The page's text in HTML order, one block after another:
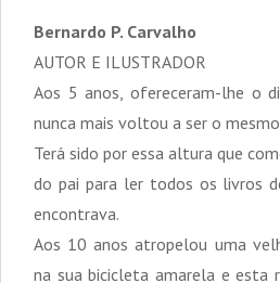
Bernardo P. Carvalho
AUTOR E ILUSTRADOR
Aos 5 anos, ofereceram-lhe o
nunca mais voltou a ser o
Terá sido por essa altura que
do pai para ler todos os livros
encontrava.
Aos 10 anos atropelou uma
na sua bicicleta amarela e esta